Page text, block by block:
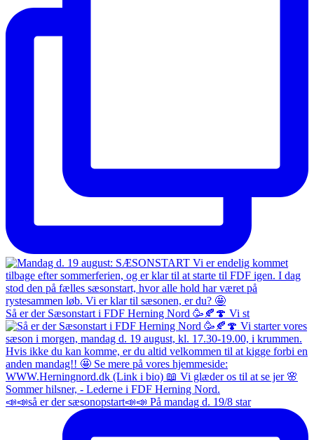
Så er der Sæsonstart i FDF Herning Nord 🥳🍂🍄 Vi st
📣📣så er der sæsonopstart📣📣 På mandag d. 19/8 star